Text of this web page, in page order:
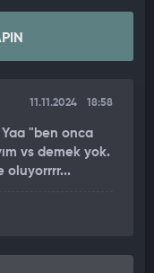
11.11.2024 18:58
"ben onca
vs demek yok.
oluyorrrr...